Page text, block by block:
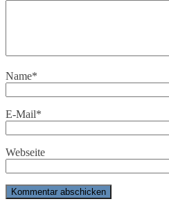
Name*
E-Mail*
Webseite